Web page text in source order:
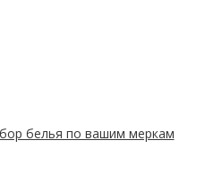
белья по вашим меркам